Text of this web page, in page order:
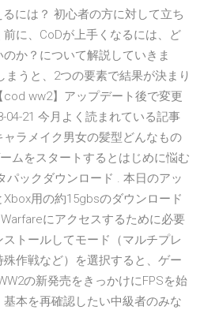
には？ 初心者の方に対して立ち
に、CoDが上手くなるには、ど
か？について解説していきま
うと、2つの要素で結果が決まり
cod ww2】アップデート後で変更
04-21 今月よく読まれている記事
ャラメイク男女の髪型どんなもの
ムをスタートするとはじめに悩む
パックダウンロード . 本日のアッ
用の約15gbsのダウンロード
にアクセスするために必要
トールしてモード（マルチプレ
作戦など）を選択すると、ゲー
の新発売をきっかけにFPSを始
本を再確認したい中級者のみな